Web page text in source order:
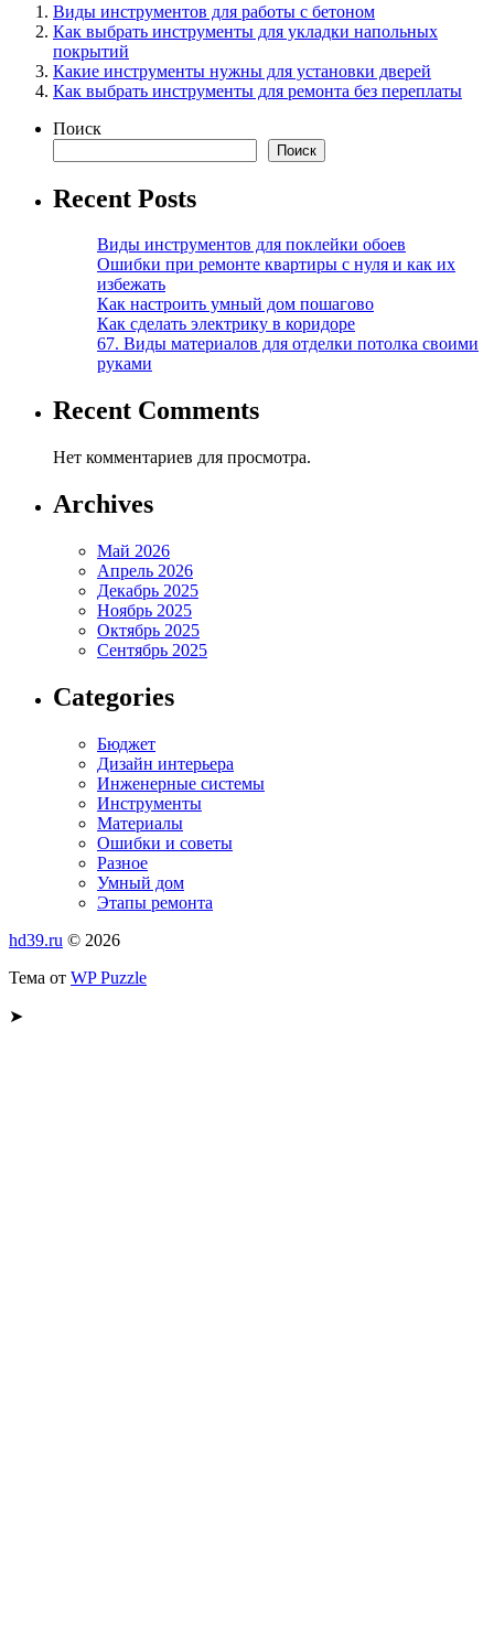
Виды инструментов для работы с бетоном
Как выбрать инструменты для укладки напольных
покрытий
Какие инструменты нужны для установки дверей
Как выбрать инструменты для ремонта без переплаты
Поиск
Поиск
Recent Posts
Виды инструментов для поклейки обоев
Ошибки при ремонте квартиры с нуля и как их
избежать
Как настроить умный дом пошагово
Как сделать электрику в коридоре
67. Виды материалов для отделки потолка своими
руками
Recent Comments
Нет комментариев для просмотра.
Archives
Май 2026
Апрель 2026
Декабрь 2025
Ноябрь 2025
Октябрь 2025
Сентябрь 2025
Categories
Бюджет
Дизайн интерьера
Инженерные системы
Инструменты
Материалы
Ошибки и советы
Разное
Умный дом
Этапы ремонта
hd39.ru © 2026
Тема от WP Puzzle
➤